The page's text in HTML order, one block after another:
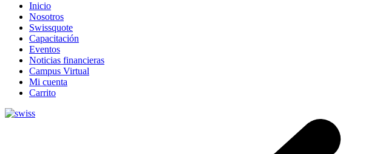
Inicio
Nosotros
Swissquote
Capacitación
Eventos
Noticias financieras
Campus Virtual
Mi cuenta
Carrito